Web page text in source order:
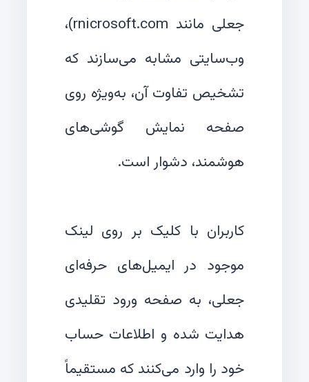
جعلی مانند rnicrosoft.com)،
وب‌سایتی مشابه می‌سازند که
تشخیص تفاوت آن، به‌ویژه روی
صفحه نمایش گوشی‌های
کاربران با کلیک بر روی لینک
موجود در ایمیل‌های حرفه‌ای
جعلی، به صفحه ورود تقلیدی
هدایت شده و اطلاعات حساب
خود را وارد می‌کنند که مستقیماً